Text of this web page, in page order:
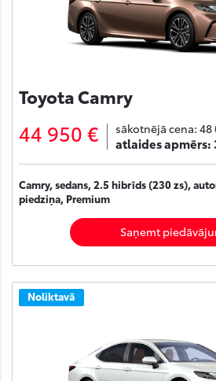
Toyota Camry
44 950 € sākotnējā cena: 48
atlaides apmērs:
Camry, sedans, 2.5 hibrīds (230 zs),
piedziņa, Premium
Saņemt
Noliktavā